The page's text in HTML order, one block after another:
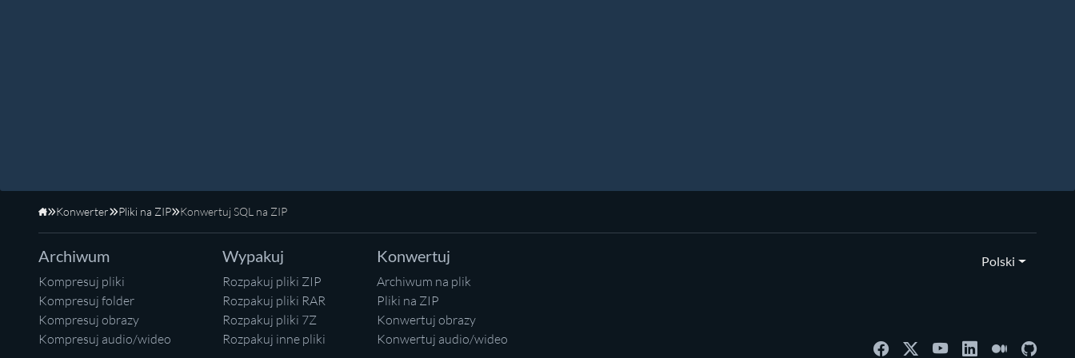
Strona główna
Konwerter Pliki na ZIP Konwertuj SQL na ZIP
Archiwum
Kompresuj pliki
Kompresuj folder
Kompresuj obrazy
Kompresuj audio/wideo
Wypakuj
Rozpakuj pliki ZIP
Rozpakuj pliki RAR
Rozpakuj pliki 7Z
Rozpakuj inne pliki
Konwertuj
Archiwum na plik
Pliki na ZIP
Konwertuj obrazy
Konwertuj audio/wideo
Polski